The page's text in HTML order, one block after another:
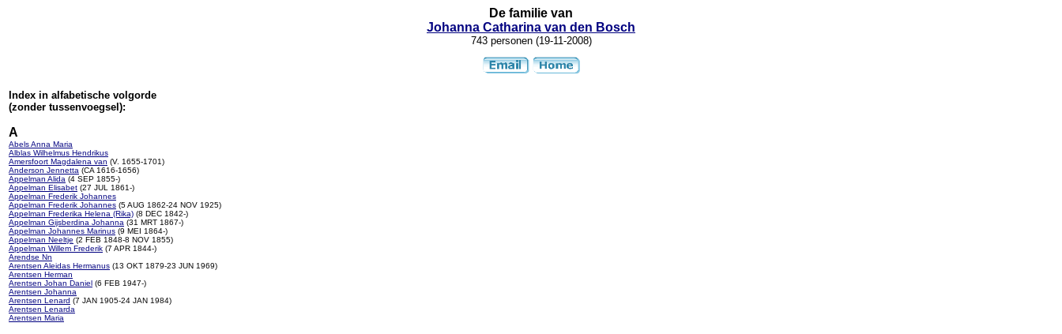
De familie van
Johanna Catharina van den Bosch
743 personen (19-11-2008)
Index in alfabetische volgorde
(zonder tussenvoegsel):
A
Abels Anna Maria
Alblas Wilhelmus Hendrikus
Amersfoort Magdalena van (V. 1655-1701)
Anderson Jennetta (CA 1616-1656)
Appelman Alida (4 SEP 1855-)
Appelman Elisabet (27 JUL 1861-)
Appelman Frederik Johannes
Appelman Frederik Johannes (5 AUG 1862-24 NOV 1925)
Appelman Frederika Helena (Rika) (8 DEC 1842-)
Appelman Gijsberdina Johanna (31 MRT 1867-)
Appelman Johannes Marinus (9 MEI 1864-)
Appelman Neeltje (2 FEB 1848-8 NOV 1855)
Appelman Willem Frederik (7 APR 1844-)
Arendse Nn
Arentsen Aleidas Hermanus (13 OKT 1879-23 JUN 1969)
Arentsen Herman
Arentsen Johan Daniel (6 FEB 1947-)
Arentsen Johanna
Arentsen Lenard (7 JAN 1905-24 JAN 1984)
Arentsen Lenarda
Arentsen Maria